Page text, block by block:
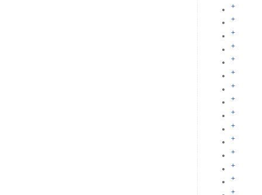
+
+
+
+
+
+
+
+
+
+
+
+
+
+
+